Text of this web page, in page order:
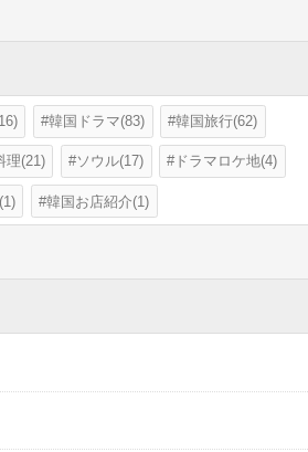
韓国ドラマ(83) 韓国旅行(62)
理(21) ソウル(17) ドラマロケ地(4)
韓国お店紹介(1)